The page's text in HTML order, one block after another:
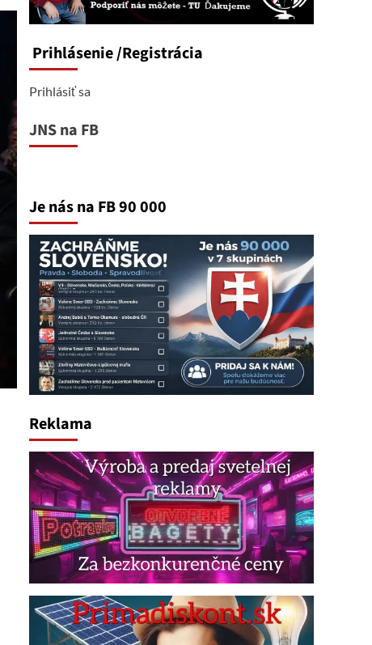
Prihlásenie/Registrácia
Prihlásiť sa
JNS na FB
Je nás na FB 90 000
Reklama